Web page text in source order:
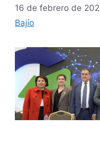
16 de febrero de
Bajío